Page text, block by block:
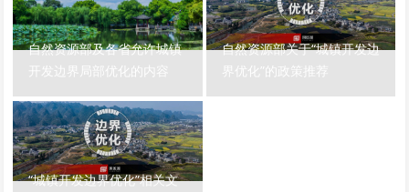
自然资源部及各省允许城镇
开发边界局部优化的内容
自然资源部关于“城镇开发边
界优化”的政策推荐
“城镇开发边界优化”相关文